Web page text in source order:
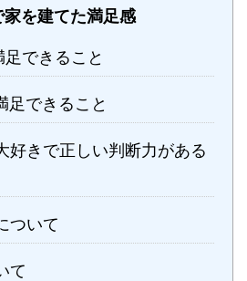
を建てた満足感
できること
足できること
好きで正しい判断力がある
ついて
て